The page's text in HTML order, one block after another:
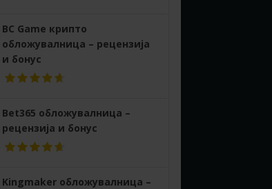
BC Game крипто
обложувалница – рецензија
и бонус
Bet365 обложувалница –
рецензија и бонус
Kingmaker обложувалница –